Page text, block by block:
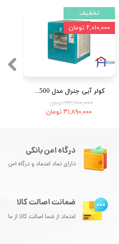
کولر آبی جنرال مدل 7500 (موتوژن اصلی)
۳۳,۹۰۰,۰۰۰ تومان
۳۱,۸۹۰,۰۰۰ تومان
تخفیف
۲,۰۱۰,۰۰۰ تومان
درگاه امن بانکی
دارای نماد اعتماد و درگاه امن
ضمانت اصالت کالا
اعتماد از شما اصالت کالا از ما